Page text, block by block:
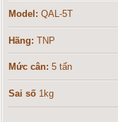
Model: QAL-5T
Hãng: TNP
Mức cân: 5 tấn
Sai số 1kg